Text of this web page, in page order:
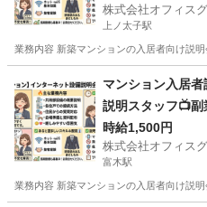
株式会社オフィス
上ノ太子駅
業務内容 新築マンションの入居者向け説
上ノ太子駅
マンション入居
説明スタッフ📺副
時給1,500円
株式会社オフィス
富木駅
業務内容 新築マンションの入居者向け説